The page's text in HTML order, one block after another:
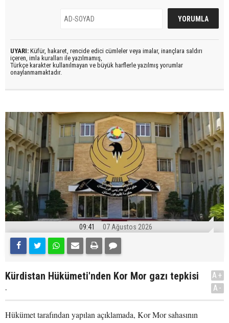
UYARI: Küfür, hakaret, rencide edici cümleler veya imalar, inançlara saldırı
içeren, imla kuralları ile yazılmamış,
Türkçe karakter kullanılmayan ve büyük harflerle yazılmış yorumlar
onaylanmamaktadır.
09:41 07 Ağustos 2026
Kürdistan Hükümeti'nden Kor Mor gazı tepkisi
.
A+
A-
Hükümet tarafından yapılan açıklamada, Kor Mor sahasının